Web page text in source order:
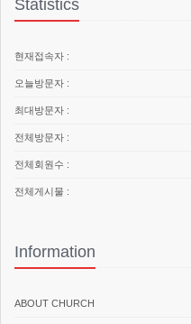
Statistics
현재접속자 :
오늘방문자 :
최대방문자 :
전체방문자 :
전체회원수 :
전체게시물 :
Information
ABOUT CHURCH